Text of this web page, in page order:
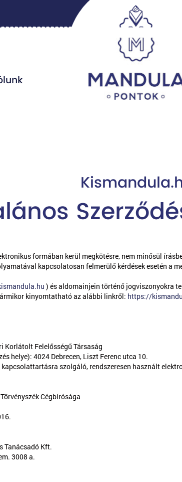
formában kerül megkötésre, nem minősül
kapcsolatosan felmerülő kérdések esetén a
) és aldomainjein történő jogviszonyokra
kinyomtatható az alábbi linkről: https://
Korlátolt Felelősségű Társaság
helye): 4024 Debrecen, Liszt Ferenc utca 10.
szolgáló, rendszeresen használt
Cégbírósága
Tanácsadó Kft.
3008 a.